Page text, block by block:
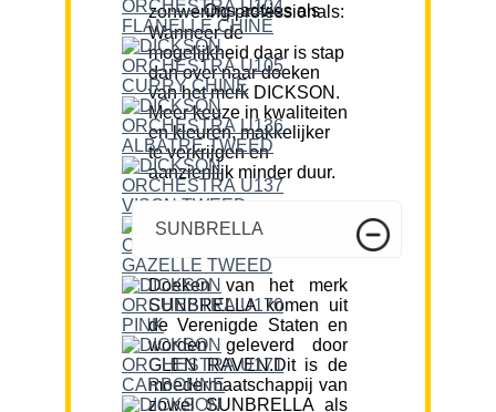
Ons advies als zonwering professionals:
Wanneer de
mogelijkheid daar is stap
dan over naar doeken
van het merk DICKSON.
Meer keuze in kwaliteiten
en kleuren, makkelijker
te verkrijgen en
aanzienlijk minder duur.
SUNBRELLA
Doeken van het merk
SUNBRELLA komen uit
de Verenigde Staten en
worden geleverd door
GLEN RAVEN.Dit is de
moedermaatschappij van
zowel SUNBRELLA als